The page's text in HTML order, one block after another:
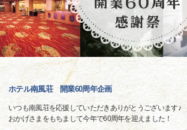
ホテル南風荘 開業60周年企画
いつも南風荘を応援していただきありがとうございます♪
おかげさまをもちまして今年で60周年を迎えました！